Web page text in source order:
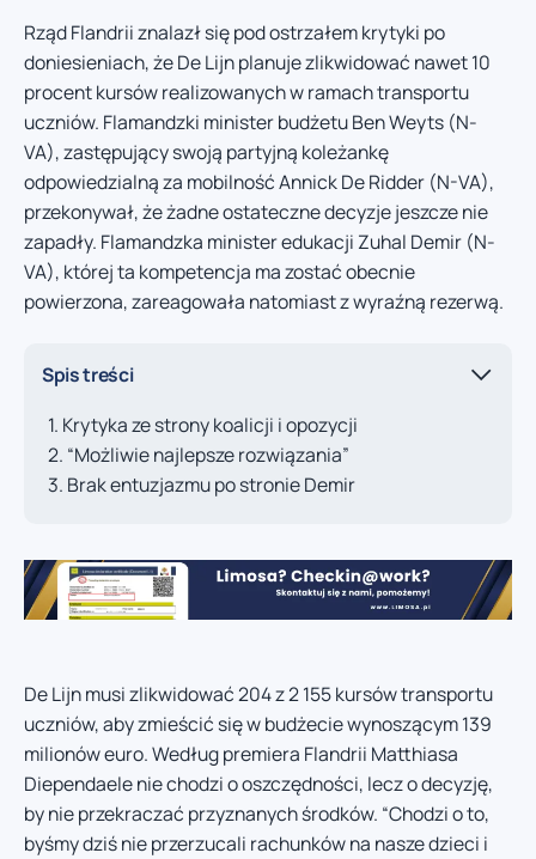
Rząd Flandrii znalazł się pod ostrzałem krytyki po
doniesieniach, że De Lijn planuje zlikwidować nawet 10
procent kursów realizowanych w ramach transportu
uczniów. Flamandzki minister budżetu Ben Weyts (N-
VA), zastępujący swoją partyjną koleżankę
odpowiedzialną za mobilność Annick De Ridder (N-VA),
przekonywał, że żadne ostateczne decyzje jeszcze nie
zapadły. Flamandzka minister edukacji Zuhal Demir (N-
VA), której ta kompetencja ma zostać obecnie
powierzona, zareagowała natomiast z wyraźną rezerwą.
Spis treści
Krytyka ze strony koalicji i opozycji
“Możliwie najlepsze rozwiązania”
Brak entuzjazmu po stronie Demir
De Lijn musi zlikwidować 204 z 2 155 kursów transportu
uczniów, aby zmieścić się w budżecie wynoszącym 139
milionów euro. Według premiera Flandrii Matthiasa
Diependaele nie chodzi o oszczędności, lecz o decyzję,
by nie przekraczać przyznanych środków. “Chodzi o to,
byśmy dziś nie przerzucali rachunków na nasze dzieci i